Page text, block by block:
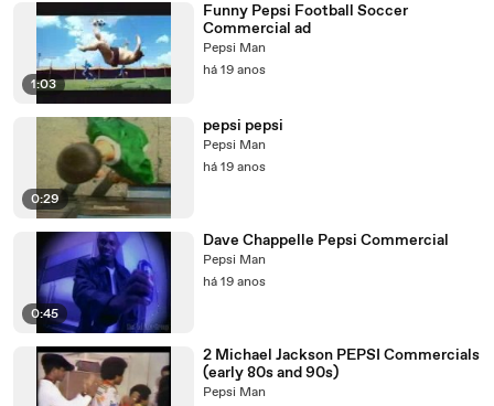
1:03
Funny Pepsi Football Soccer
Commercial ad
Pepsi Man
há 19 anos
0:29
pepsi pepsi
Pepsi Man
há 19 anos
0:45
Dave Chappelle Pepsi Commercial
Pepsi Man
há 19 anos
2 Michael Jackson PEPSI Commercials
(early 80s and 90s)
Pepsi Man